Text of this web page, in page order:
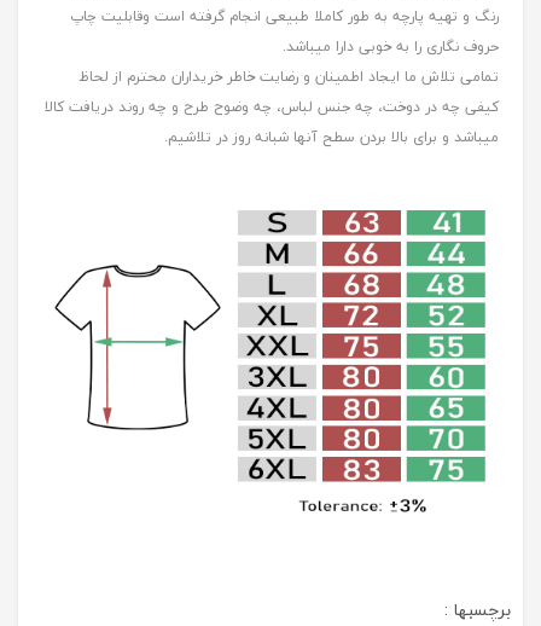
رنگ و تهیه پارچه به طور کاملا طبیعی انجام گرفته است وقابلیت چاپ
حروف نگاری را به خوبی دارا میباشد.
تمامی تلاش ما ایجاد اطمینان و رضایت خاطر خریداران محترم از لحاظ
کیفی چه در دوخت، چه جنس لباس، چه وضوح طرح و چه روند دریافت کالا
میباشد و برای بالا بردن سطح آنها شبانه روز در تلاشیم.
برچسبها :